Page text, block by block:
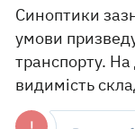
Синоптики
умови
транспорту. На
видимість